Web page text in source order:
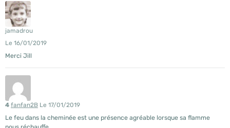
jamadrou
Le 16/01/2019
Merci Jill
4 fanfan2B Le 17/01/2019
Le feu dans la cheminée est une présence agréable lorsque sa flamme